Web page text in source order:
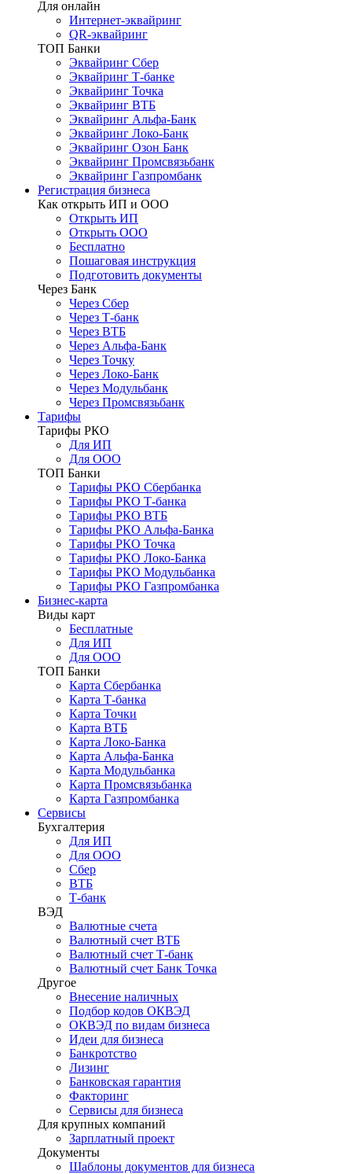
Для онлайн
Интернет-эквайринг
QR-эквайринг
ТОП Банки
Эквайринг Сбер
Эквайринг Т-банке
Эквайринг Точка
Эквайринг ВТБ
Эквайринг Альфа-Банк
Эквайринг Локо-Банк
Эквайринг Озон Банк
Эквайринг Промсвязьбанк
Эквайринг Газпромбанк
Регистрация бизнеса
Как открыть ИП и ООО
Открыть ИП
Открыть ООО
Бесплатно
Пошаговая инструкция
Подготовить документы
Через Банк
Через Сбер
Через Т-банк
Через ВТБ
Через Альфа-Банк
Через Точку
Через Локо-Банк
Через Модульбанк
Через Промсвязьбанк
Тарифы
Тарифы РКО
Для ИП
Для ООО
ТОП Банки
Тарифы РКО Сбербанка
Тарифы РКО Т-банка
Тарифы РКО ВТБ
Тарифы РКО Альфа-Банка
Тарифы РКО Точка
Тарифы РКО Локо-Банка
Тарифы РКО Модульбанка
Тарифы РКО Газпромбанка
Бизнес-карта
Виды карт
Бесплатные
Для ИП
Для ООО
ТОП Банки
Карта Сбербанка
Карта Т-банка
Карта Точки
Карта ВТБ
Карта Локо-Банка
Карта Альфа-Банка
Карта Модульбанка
Карта Промсвязьбанка
Карта Газпромбанка
Сервисы
Бухгалтерия
Для ИП
Для ООО
Сбер
ВТБ
Т-банк
ВЭД
Валютные счета
Валютный счет ВТБ
Валютный счет Т-банк
Валютный счет Банк Точка
Другое
Внесение наличных
Подбор кодов ОКВЭД
ОКВЭД по видам бизнеса
Идеи для бизнеса
Банкротство
Лизинг
Банковская гарантия
Факторинг
Сервисы для бизнеса
Для крупных компаний
Зарплатный проект
Документы
Шаблоны документов для бизнеса